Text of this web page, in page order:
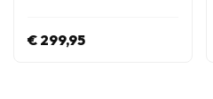
€ 299,95